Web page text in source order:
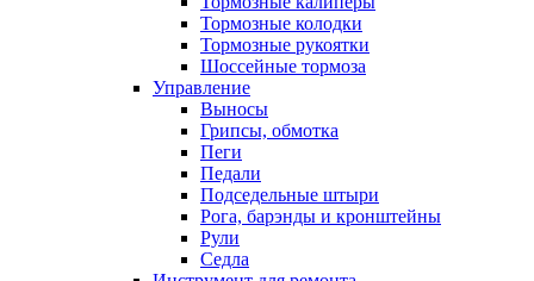
Тормозные колодки
Тормозные рукоятки
Шоссейные тормоза
Управление
Выносы
Грипсы, обмотка
Пеги
Педали
Подседельные штыри
Рога, барэнды и кронштейны
Рули
Седла